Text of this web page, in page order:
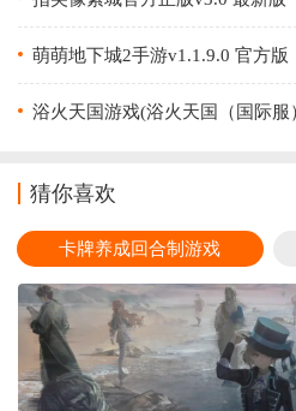
萌萌地下城2手游v1.1.9.0 官方版
浴火天国游戏(浴火天国（国际服
猜你喜欢
卡牌养成回合制游戏